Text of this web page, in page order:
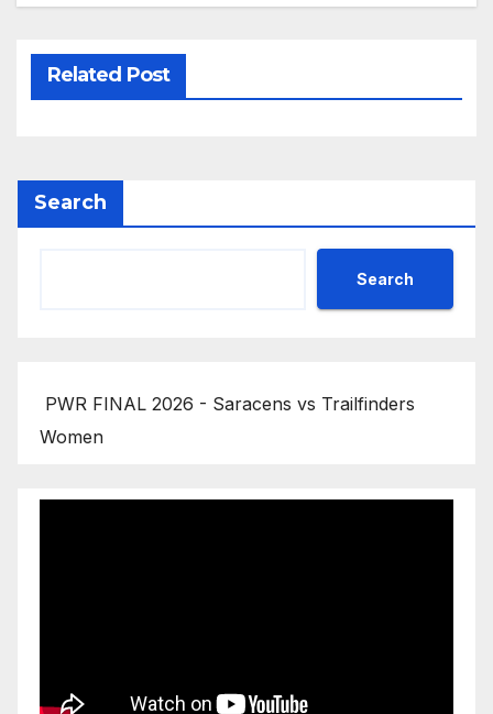
Related Post
Search
Search
PWR FINAL 2026 - Saracens vs Trailfinders
Women